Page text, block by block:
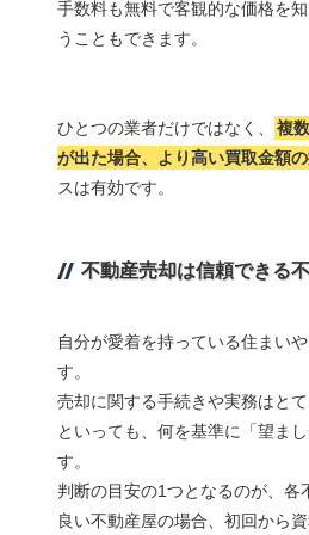
手数料も無料で客観的な価格を
うこともできます。
ひとつの業者だけではなく、
複
が出た場合、より高い買取金額
スは有効です。
不動産売却は信頼できる
自分が愛着を持っている住まい
す。
売却に関する手続きや実務はと
といっても、何を基準に「望ま
す。
判断の目安の1つとなるのが、
良い不動産屋の場合、初回から